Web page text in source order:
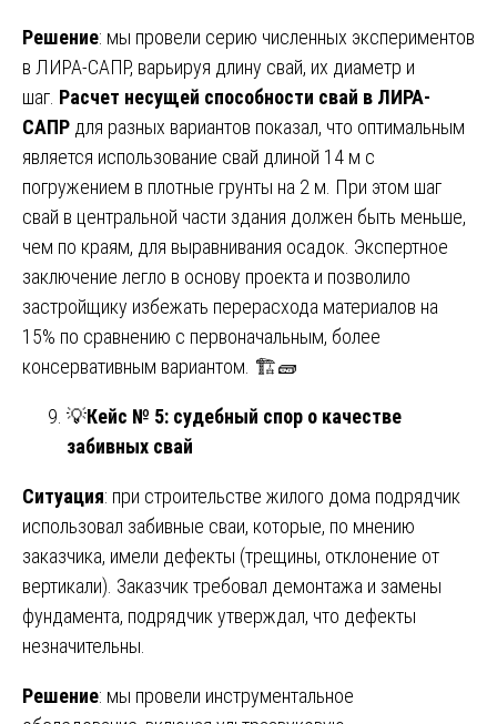
Решение: мы провели серию численных экспериментов
в ЛИРА-САПР, варьируя длину свай, их диаметр и
шаг. Расчет несущей способности свай в ЛИРА-
САПР для разных вариантов показал, что оптимальным
является использование свай длиной 14 м с
погружением в плотные грунты на 2 м. При этом шаг
свай в центральной части здания должен быть меньше,
чем по краям, для выравнивания осадок. Экспертное
заключение легло в основу проекта и позволило
застройщику избежать перерасхода материалов на
15% по сравнению с первоначальным, более
консервативным вариантом. 🏗️🧱
💡Кейс № 5: судебный спор о качестве
забивных свай
Ситуация: при строительстве жилого дома подрядчик
использовал забивные сваи, которые, по мнению
заказчика, имели дефекты (трещины, отклонение от
вертикали). Заказчик требовал демонтажа и замены
фундамента, подрядчик утверждал, что дефекты
незначительны.
Решение: мы провели инструментальное